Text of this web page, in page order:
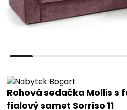
Rohová sedačka Mollis s
fialový samet Sorriso 11